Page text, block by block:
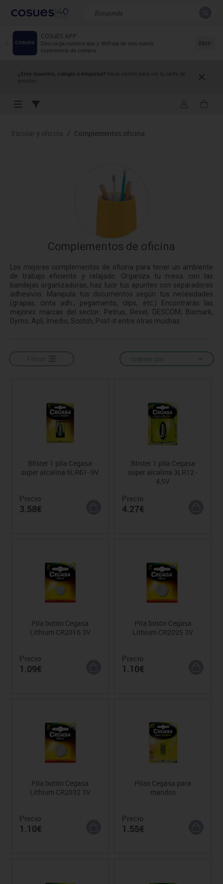
COSUES APP
Descarga nuestra app y disfruta de una nueva
experiencia de compra.
Abrir
¿Eres maestro, colegio o empresa? Inicia sesión para ver tu tarifa de
precios.
Resultados de la búsqueda
Escolar y oficina / Complementos oficina
Complementos de oficina
Los mejores complementos de oficina para tener un ambiente
de trabajo eficiente y relajado. Organiza tu mesa con las
bandejas organizadoras, haz lucir tus apuntes con separadores
adhesivos. Manipula tus documentos según tus necesidades
(grapas, cinta adh., pegamento, clips, etc.) Encontrarás las
mejores marcas del sector: Petrus, Rexel, DESCOM, Bismark,
Dymo, Apli, Imedio, Scotch, Post-it entre otras muchas.
Ordenar por
Blíster 1 pila Cegasa
super alcalina 6LR61- 9V
Precio
3.58€
Blíster 1 pila Cegasa
super alcalina 3LR12 -
4,5V
Precio
4.27€
Pila botón Cegasa
Lithium CR2016 3V
Precio
1.09€
Pila botón Cegasa
Lithium CR2025 3V
Precio
1.10€
Pila botón Cegasa
Lithium CR2032 3V
Precio
1.10€
Pilas Cegasa para
mandos
Precio
1.55€